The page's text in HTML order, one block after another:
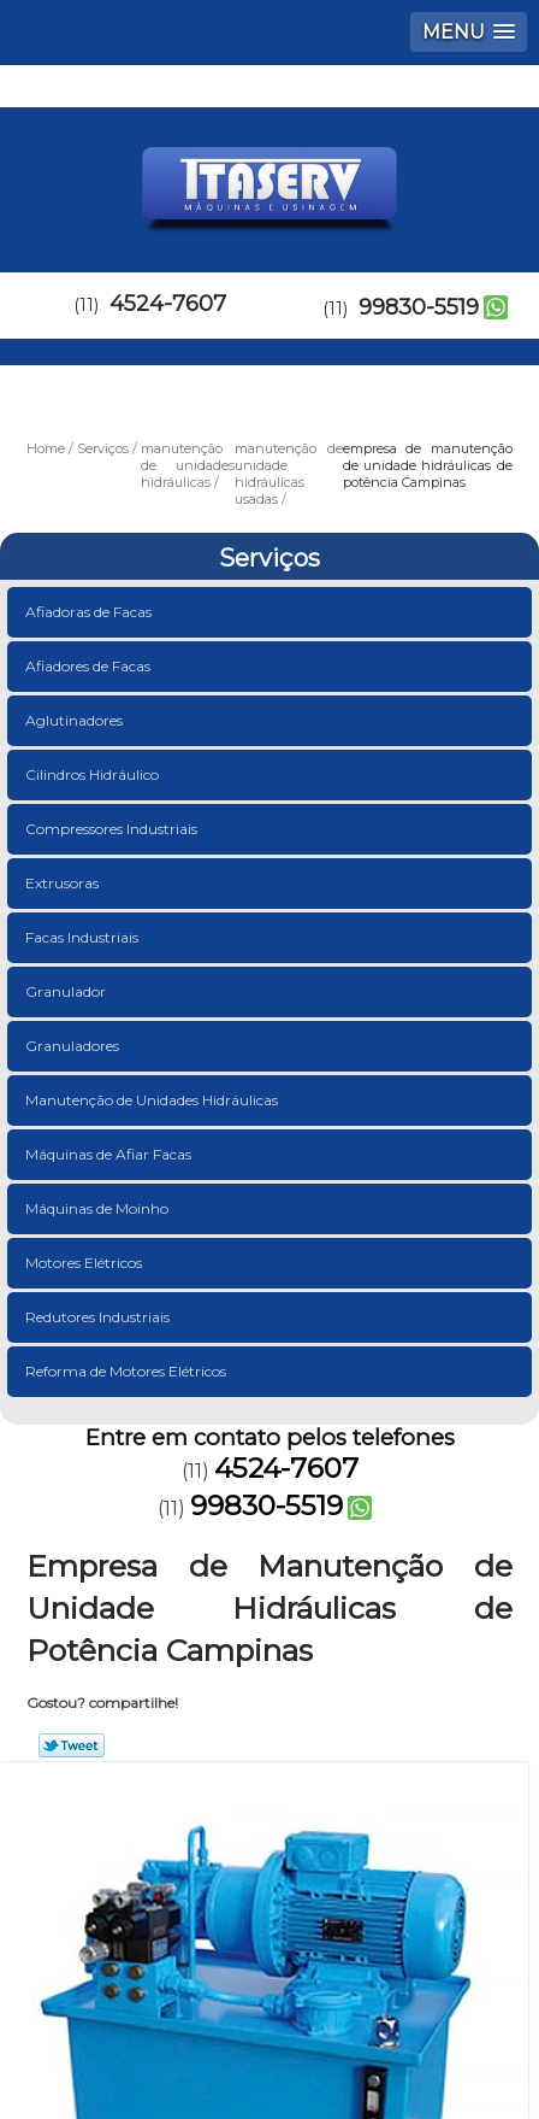
MENU
(11) 4524-7607 (11) 99830-5519
Home Serviços
manutenção
de unidades
hidráulicas
manutenção de
unidade
hidráulicas
usadas
empresa de manutenção
de unidade hidráulicas de
potência Campinas
Serviços
Afiadoras de Facas
Afiadores de Facas
Aglutinadores
Cilindros Hidráulico
Compressores Industriais
Extrusoras
Facas Industriais
Granulador
Granuladores
Manutenção de Unidades Hidráulicas
Máquinas de Afiar Facas
Máquinas de Moinho
Motores Elétricos
Redutores Industriais
Reforma de Motores Elétricos
Entre em contato pelos telefones
(11) 4524-7607
(11) 99830-5519
Empresa de Manutenção de
Unidade Hidráulicas de
Potência Campinas
Gostou? compartilhe!